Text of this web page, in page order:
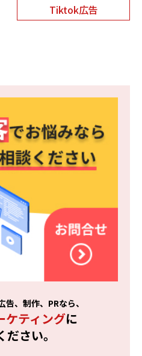
Tiktok広告
、制作、PRなら、
ティングに
さい。